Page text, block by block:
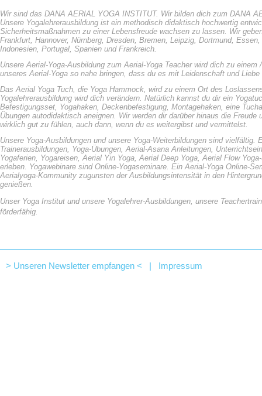
Wir sind das DANA AERIAL YOGA INSTITUT. Wir bilden dich zum DANA
Unsere Yogalehrerausbildung ist ein methodisch didaktisch hochwertig
Sicherheitsmaßnahmen zu einer Lebensfreude wachsen zu lassen. Wir
Frankfurt, Hannover, Nürnberg, Dresden, Bremen, Leipzig, Dortmund,
Indonesien, Portugal, Spanien und Frankreich.
Unsere Aerial-Yoga-Ausbildung zum Aerial-Yoga Teacher wird dich zu
unseres Aerial-Yoga so nahe bringen, dass du es mit Leidenschaft und
Das Aerial Yoga Tuch, die Yoga Hammock, wird zu einem Ort des
Yogalehrerausbildung wird dich verändern. Natürlich kannst du dir ein
Befestigungsset, Yogahaken, Deckenbefestigung, Montagehaken, eine
Übungen autodidaktisch aneignen. Wir werden dir darüber hinaus die
wirklich gut zu fühlen, auch dann, wenn du es weitergibst und vermittelst.
Unsere Yoga-Ausbildungen und unsere Yoga-Weiterbildungen sind
Trainerausbildungen, Yoga-Übungen, Aerial-Asana Anleitungen,
Yogaferien, Yogareisen, Aerial Yin Yoga, Aerial Deep Yoga, Aerial Flow
erleben. Yogawebinare sind Online-Yogaseminare. Ein Aerial-Yoga Online-
Aerialyoga-Kommunity zugunsten der Ausbildungsintensität in den
genießen.
Unser Yoga Institut und unsere Yogalehrer-Ausbildungen, unsere
förderfähig.
> Unseren Newsletter empfangen < Impressum